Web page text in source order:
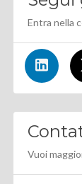
Entra nella
Vuoi